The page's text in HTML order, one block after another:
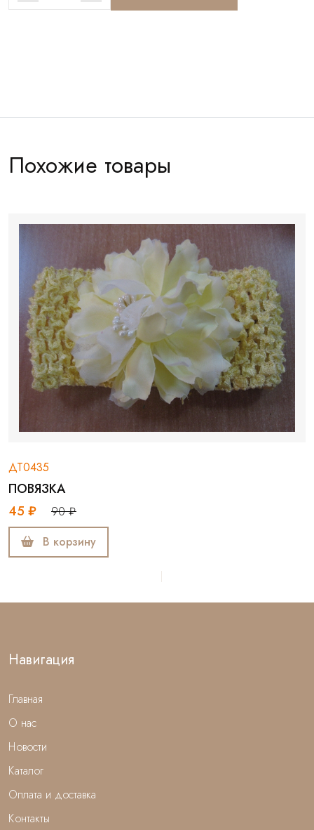
Похожие товары
ДТ0435
ПОВЯЗКА
45 ₽
90 ₽
В корзину
Навигация
Главная
О нас
Новости
Каталог
Оплата и доставка
Контакты